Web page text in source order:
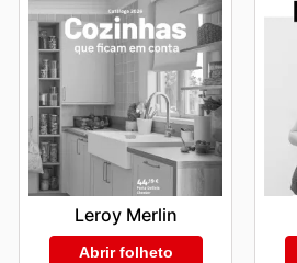
Leroy Merlin
Abrir folheto